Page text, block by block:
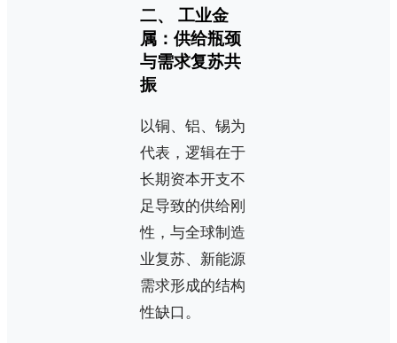
二、 工业金
属：供给瓶颈
与需求复苏共
振
以铜、铝、锡为
代表，逻辑在于
长期资本开支不
足导致的供给刚
性，与全球制造
业复苏、新能源
需求形成的结构
性缺口。